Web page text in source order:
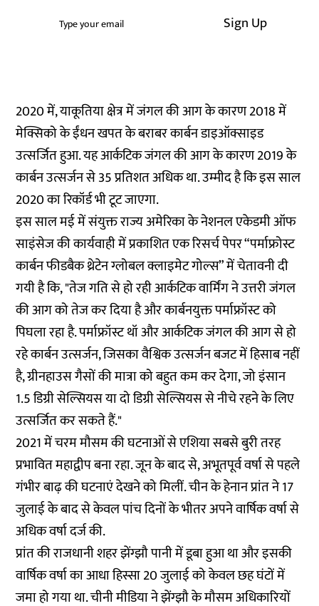
Sign Up
2020 में, याकूतिया क्षेत्र में जंगल की आग के कारण 2018 में
मेक्सिको के ईंधन खपत के बराबर कार्बन डाइऑक्साइड
उत्सर्जित हुआ. यह आर्कटिक जंगल की आग के कारण 2019 के
कार्बन उत्सर्जन से 35 प्रतिशत अधिक था. उम्मीद है कि इस साल
2020 का रिकॉर्ड भी टूट जाएगा.
इस साल मई में संयुक्त राज्य अमेरिका के नेशनल एकेडमी ऑफ
साइंसेज की कार्यवाही में प्रकाशित एक रिसर्च पेपर “पर्माफ्रोस्ट
कार्बन फीडबैक थ्रेटेन ग्लोबल क्लाइमेट गोल्स” में चेतावनी दी
गयी है कि, "तेज गति से हो रही आर्कटिक वार्मिंग ने उत्तरी जंगल
की आग को तेज कर दिया है और कार्बनयुक्त पर्माफ्रॉस्ट को
पिघला रहा है. पर्माफ्रॉस्ट थॉ और आर्कटिक जंगल की आग से हो
रहे कार्बन उत्सर्जन, जिसका वैश्विक उत्सर्जन बजट में हिसाब नहीं
है, ग्रीनहाउस गैसों की मात्रा को बहुत कम कर देगा, जो इंसान
1.5 डिग्री सेल्सियस या दो डिग्री सेल्सियस से नीचे रहने के लिए
उत्सर्जित कर सकते हैं."
2021 में चरम मौसम की घटनाओं से एशिया सबसे बुरी तरह
प्रभावित महाद्वीप बना रहा. जून के बाद से, अभूतपूर्व वर्षा से पहले
गंभीर बाढ़ की घटनाएं देखने को मिलीं. चीन के हेनान प्रांत ने 17
जुलाई के बाद से केवल पांच दिनों के भीतर अपने वार्षिक वर्षा से
अधिक वर्षा दर्ज की.
प्रांत की राजधानी शहर झेंग्झौ पानी में डूबा हुआ था और इसकी
वार्षिक वर्षा का आधा हिस्सा 20 जुलाई को केवल छह घंटों में
जमा हो गया था. चीनी मीडिया ने झेंग्झौ के मौसम अधिकारियों